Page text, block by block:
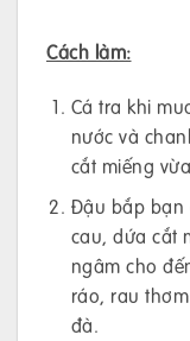
Cách làm:
Cá tra khi
nước và
cắt miếng
Đậu bắp bạn
cau, dứa cắt
ngâm cho
ráo, rau
đà.